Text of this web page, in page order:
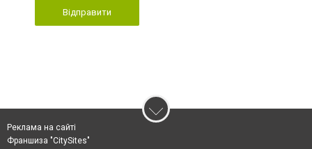
Відправити
Реклама на сайті
Франшиза "CitySites"